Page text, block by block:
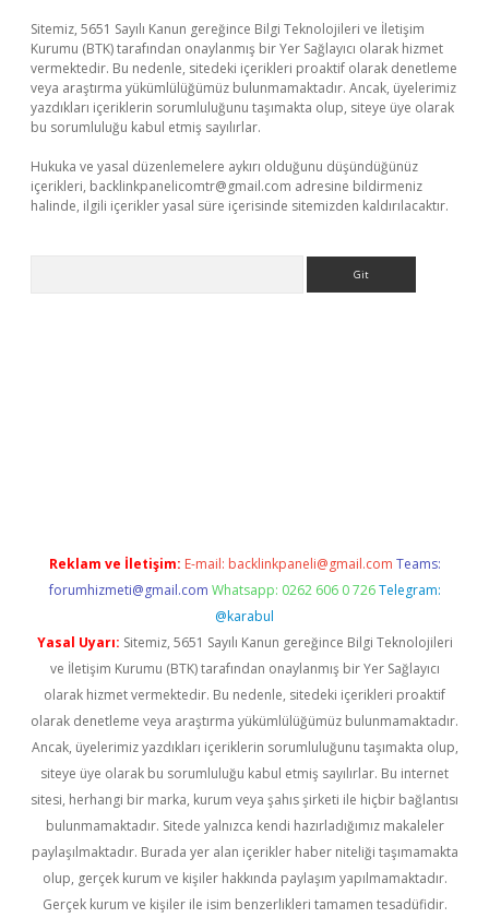
Sitemiz, 5651 Sayılı Kanun gereğince Bilgi Teknolojileri ve İletişim
Kurumu (BTK) tarafından onaylanmış bir Yer Sağlayıcı olarak hizmet
vermektedir. Bu nedenle, sitedeki içerikleri proaktif olarak denetleme
veya araştırma yükümlülüğümüz bulunmamaktadır. Ancak, üyelerimiz
yazdıkları içeriklerin sorumluluğunu taşımakta olup, siteye üye olarak
bu sorumluluğu kabul etmiş sayılırlar.
Hukuka ve yasal düzenlemelere aykırı olduğunu düşündüğünüz
içerikleri, backlinkpanelicomtr@gmail.com adresine bildirmeniz
halinde, ilgili içerikler yasal süre içerisinde sitemizden kaldırılacaktır.
Reklam ve İletişim: E-mail: backlinkpaneli@gmail.com Teams:
forumhizmeti@gmail.com Whatsapp: 0262 606 0 726 Telegram:
@karabul
Yasal Uyarı: Sitemiz, 5651 Sayılı Kanun gereğince Bilgi Teknolojileri
ve İletişim Kurumu (BTK) tarafından onaylanmış bir Yer Sağlayıcı
olarak hizmet vermektedir. Bu nedenle, sitedeki içerikleri proaktif
olarak denetleme veya araştırma yükümlülüğümüz bulunmamaktadır.
Ancak, üyelerimiz yazdıkları içeriklerin sorumluluğunu taşımakta olup,
siteye üye olarak bu sorumluluğu kabul etmiş sayılırlar. Bu internet
sitesi, herhangi bir marka, kurum veya şahıs şirketi ile hiçbir bağlantısı
bulunmamaktadır. Sitede yalnızca kendi hazırladığımız makaleler
paylaşılmaktadır. Burada yer alan içerikler haber niteliği taşımamakta
olup, gerçek kurum ve kişiler hakkında paylaşım yapılmamaktadır.
Gerçek kurum ve kişiler ile isim benzerlikleri tamamen tesadüfidir.